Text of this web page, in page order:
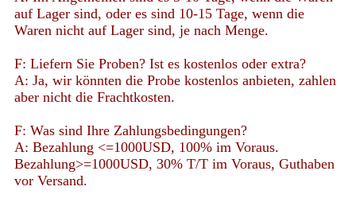
auf Lager sind, oder es sind 10-15 Tage, wenn die
Waren nicht auf Lager sind, je nach Menge.
F: Liefern Sie Proben? Ist es kostenlos oder extra?
A: Ja, wir könnten die Probe kostenlos anbieten, zahlen
aber nicht die Frachtkosten.
F: Was sind Ihre Zahlungsbedingungen?
A: Bezahlung <=1000USD, 100% im Voraus.
Bezahlung>=1000USD, 30% T/T im Voraus, Guthaben
vor Versand.